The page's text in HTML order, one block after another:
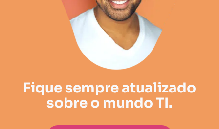
Fique sempre atualizado
sobre o mundo TI.